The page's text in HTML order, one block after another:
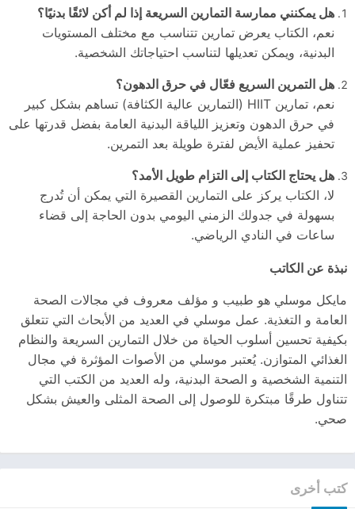
هل يمكنني ممارسة التمارين السريعة إذا لم أكن لائقًا بدنيًا؟
نعم، الكتاب يعرض تمارين تتناسب مع مختلف المستويات
البدنية، ويمكن تعديلها لتناسب احتياجاتك الشخصية.
هل التمرين السريع فعّال في حرق الدهون؟
نعم، تمارين HIIT (التمارين عالية الكثافة) تساهم بشكل كبير
في حرق الدهون وتعزيز اللياقة البدنية العامة بفضل قدرتها على
تحفيز عملية الأيض لفترة طويلة بعد التمرين.
هل يحتاج الكتاب إلى التزام طويل الأمد؟
لا، الكتاب يركز على التمارين القصيرة التي يمكن أن تُدرج
بسهولة في جدولك الزمني اليومي بدون الحاجة إلى قضاء
ساعات في النادي الرياضي.
نبذة عن الكاتب
مايكل موسلي هو طبيب و مؤلف معروف في مجالات الصحة
العامة و التغذية. عمل موسلي في العديد من الأبحاث التي تتعلق
بكيفية تحسين أسلوب الحياة من خلال التمارين السريعة والنظام
الغذائي المتوازن. يُعتبر موسلي من الأصوات المؤثرة في مجال
التنمية الشخصية و الصحة البدنية، وله العديد من الكتب التي
تتناول طرقًا مبتكرة للوصول إلى الصحة المثلى والعيش بشكل
صحي.
كتب أخرى